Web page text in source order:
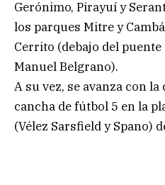
Gerónimo, Pirayuí y
los parques Mitre y
Cerrito (debajo del
Manuel Belgrano).
A su vez, se avanza con
cancha de fútbol 5 en la
(Vélez Sarsfield y Spano)